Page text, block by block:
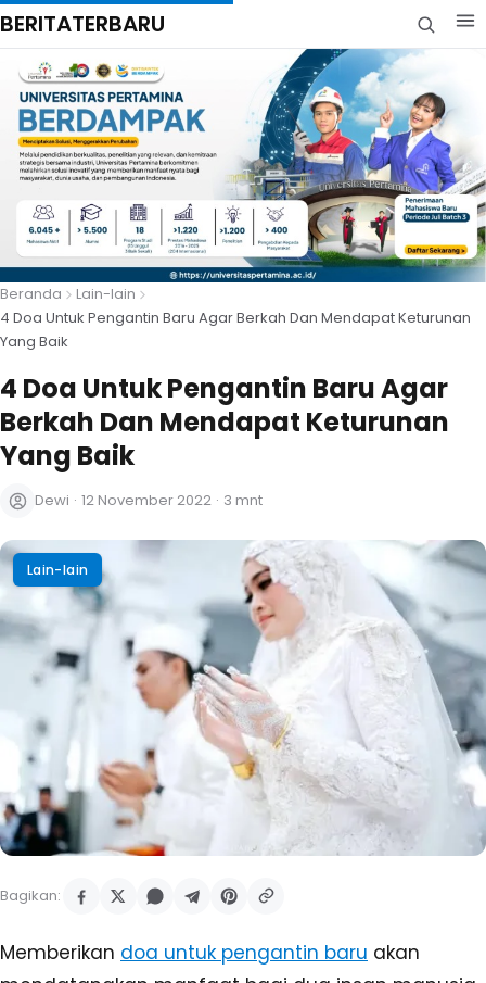
BERITATERBARU
Beranda
Lain-lain
4 Doa Untuk Pengantin Baru Agar Berkah Dan Mendapat Keturunan
Yang Baik
4 Doa Untuk Pengantin Baru Agar
Berkah Dan Mendapat Keturunan
Yang Baik
Dewi · 12 November 2022 · 3 mnt
Lain-lain
Bagikan:
Memberikan doa untuk pengantin baru akan